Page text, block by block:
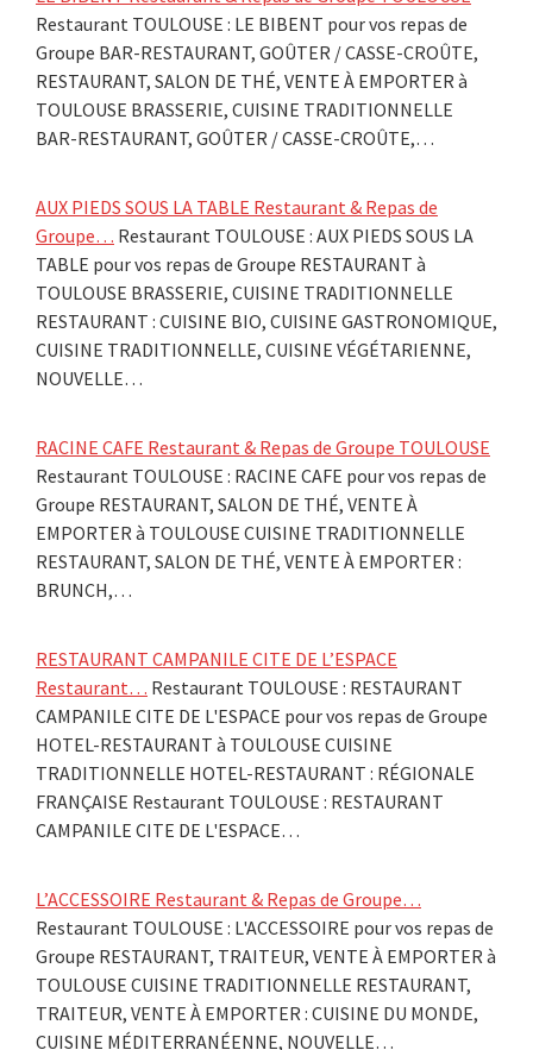
Restaurant TOULOUSE : LE BIBENT pour vos repas de
Groupe BAR-RESTAURANT, GOÛTER / CASSE-CROÛTE,
RESTAURANT, SALON DE THÉ, VENTE À EMPORTER à
TOULOUSE BRASSERIE, CUISINE TRADITIONNELLE
BAR-RESTAURANT, GOÛTER / CASSE-CROÛTE,…
AUX PIEDS SOUS LA TABLE Restaurant & Repas de
Groupe… Restaurant TOULOUSE : AUX PIEDS SOUS LA
TABLE pour vos repas de Groupe RESTAURANT à
TOULOUSE BRASSERIE, CUISINE TRADITIONNELLE
RESTAURANT : CUISINE BIO, CUISINE GASTRONOMIQUE,
CUISINE TRADITIONNELLE, CUISINE VÉGÉTARIENNE,
NOUVELLE…
RACINE CAFE Restaurant & Repas de Groupe TOULOUSE
Restaurant TOULOUSE : RACINE CAFE pour vos repas de
Groupe RESTAURANT, SALON DE THÉ, VENTE À
EMPORTER à TOULOUSE CUISINE TRADITIONNELLE
RESTAURANT, SALON DE THÉ, VENTE À EMPORTER :
BRUNCH,…
RESTAURANT CAMPANILE CITE DE L’ESPACE
Restaurant… Restaurant TOULOUSE : RESTAURANT
CAMPANILE CITE DE L'ESPACE pour vos repas de Groupe
HOTEL-RESTAURANT à TOULOUSE CUISINE
TRADITIONNELLE HOTEL-RESTAURANT : RÉGIONALE
FRANÇAISE Restaurant TOULOUSE : RESTAURANT
CAMPANILE CITE DE L'ESPACE…
L’ACCESSOIRE Restaurant & Repas de Groupe…
Restaurant TOULOUSE : L'ACCESSOIRE pour vos repas de
Groupe RESTAURANT, TRAITEUR, VENTE À EMPORTER à
TOULOUSE CUISINE TRADITIONNELLE RESTAURANT,
TRAITEUR, VENTE À EMPORTER : CUISINE DU MONDE,
CUISINE MÉDITERRANÉENNE, NOUVELLE…